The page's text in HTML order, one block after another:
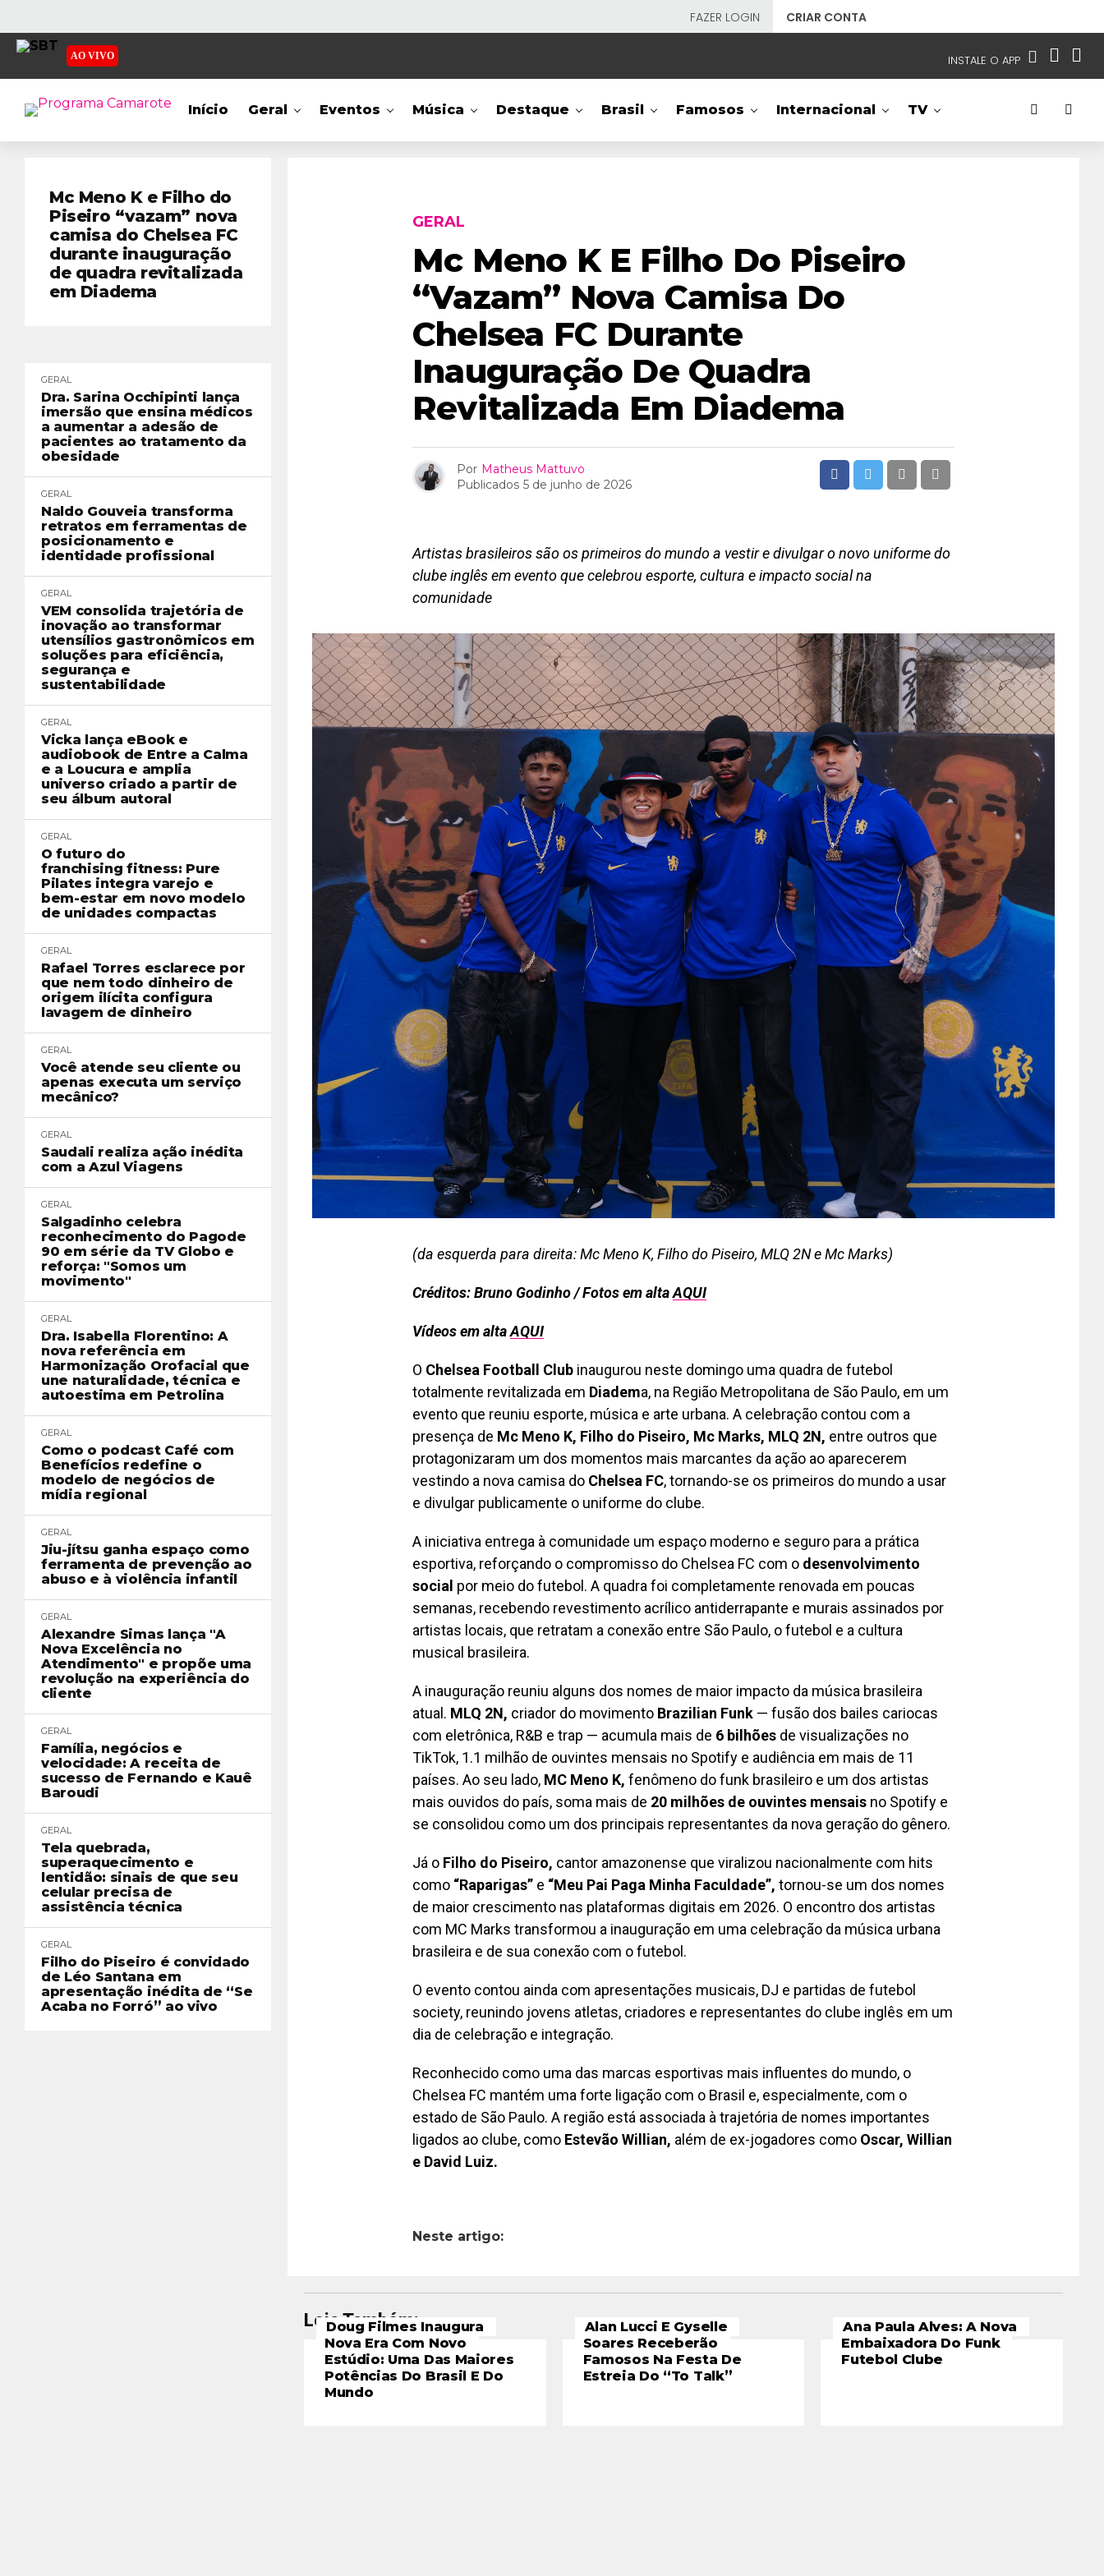
FAZER LOGIN CRIAR CONTA
AO VIVO INSTALE O APP
NOSSAS REDES APP TV SBT
Início Geral Eventos Música Destaque Brasil Famosos Internacional TV
Mc Meno K e Filho do
Piseiro “vazam” nova
camisa do Chelsea FC
durante inauguração
de quadra revitalizada
em Diadema
GERAL
Dra. Sarina Occhipinti lança
imersão que ensina médicos
a aumentar a adesão de
pacientes ao tratamento da
obesidade
GERAL
Naldo Gouveia transforma
retratos em ferramentas de
posicionamento e
identidade profissional
GERAL
VEM consolida trajetória de
inovação ao transformar
utensílios gastronômicos em
soluções para eficiência,
segurança e
sustentabilidade
GERAL
Vicka lança eBook e
audiobook de Entre a Calma
e a Loucura e amplia
universo criado a partir de
seu álbum autoral
GERAL
O futuro do
franchising fitness: Pure
Pilates integra varejo e
bem-estar em novo modelo
de unidades compactas
GERAL
Rafael Torres esclarece por
que nem todo dinheiro de
origem ilícita configura
lavagem de dinheiro
GERAL
Você atende seu cliente ou
apenas executa um serviço
mecânico?
GERAL
Saudali realiza ação inédita
com a Azul Viagens
GERAL
Salgadinho celebra
reconhecimento do Pagode
90 em série da TV Globo e
reforça: "Somos um
movimento"
GERAL
Dra. Isabella Florentino: A
nova referência em
Harmonização Orofacial que
une naturalidade, técnica e
autoestima em Petrolina
GERAL
Como o podcast Café com
Benefícios redefine o
modelo de negócios de
mídia regional
GERAL
Jiu-jítsu ganha espaço como
ferramenta de prevenção ao
abuso e à violência infantil
GERAL
Alexandre Simas lança "A
Nova Excelência no
Atendimento" e propõe uma
revolução na experiência do
cliente
GERAL
Família, negócios e
velocidade: A receita de
sucesso de Fernando e Kauê
Baroudi
GERAL
Tela quebrada,
superaquecimento e
lentidão: sinais de que seu
celular precisa de
assistência técnica
GERAL
Filho do Piseiro é convidado
de Léo Santana em
apresentação inédita de “Se
Acaba no Forró” ao vivo
GERAL
Mc Meno K E Filho Do Piseiro
“vazam” Nova Camisa Do
Chelsea FC Durante
Inauguração De Quadra
Revitalizada Em Diadema
Por Matheus Mattuvo
Publicados 5 de junho de 2026
Artistas brasileiros são os primeiros do mundo a vestir e divulgar o novo uniforme do
clube inglês em evento que celebrou esporte, cultura e impacto social na
comunidade
(da esquerda para direita: Mc Meno K, Filho do Piseiro, MLQ 2N e Mc Marks)
Créditos: Bruno Godinho / Fotos em altaAQUI
Vídeos em altaAQUI
O Chelsea Football Club inaugurou neste domingo uma quadra de futebol
totalmente revitalizada em Diadema, na Região Metropolitana de São Paulo, em um
evento que reuniu esporte, música e arte urbana. A celebração contou com a
presença de Mc Meno K, Filho do Piseiro, Mc Marks, MLQ 2N, entre outros que
protagonizaram um dos momentos mais marcantes da ação ao aparecerem
vestindo a nova camisa do Chelsea FC, tornando-se os primeiros do mundo a usar
e divulgar publicamente o uniforme do clube.
A iniciativa entrega à comunidade um espaço moderno e seguro para a prática
esportiva, reforçando o compromisso do Chelsea FC com o desenvolvimento
social por meio do futebol. A quadra foi completamente renovada em poucas
semanas, recebendo revestimento acrílico antiderrapante e murais assinados por
artistas locais, que retratam a conexão entre São Paulo, o futebol e a cultura
musical brasileira.
A inauguração reuniu alguns dos nomes de maior impacto da música brasileira
atual. MLQ 2N, criador do movimento Brazilian Funk — fusão dos bailes cariocas
com eletrônica, R&B e trap — acumula mais de 6 bilhões de visualizações no
TikTok, 1.1 milhão de ouvintes mensais no Spotify e audiência em mais de 11
países. Ao seu lado, MC Meno K, fenômeno do funk brasileiro e um dos artistas
mais ouvidos do país, soma mais de 20 milhões de ouvintes mensais no Spotify e
se consolidou como um dos principais representantes da nova geração do gênero.
Já o Filho do Piseiro, cantor amazonense que viralizou nacionalmente com hits
como “Raparigas” e “Meu Pai Paga Minha Faculdade”, tornou-se um dos nomes
de maior crescimento nas plataformas digitais em 2026. O encontro dos artistas
com MC Marks transformou a inauguração em uma celebração da música urbana
brasileira e de sua conexão com o futebol.
O evento contou ainda com apresentações musicais, DJ e partidas de futebol
society, reunindo jovens atletas, criadores e representantes do clube inglês em um
dia de celebração e integração.
Reconhecido como uma das marcas esportivas mais influentes do mundo, o
Chelsea FC mantém uma forte ligação com o Brasil e, especialmente, com o
estado de São Paulo. A região está associada à trajetória de nomes importantes
ligados ao clube, como Estevão Willian, além de ex-jogadores como Oscar, Willian
e David Luiz.
Neste artigo:
Leia Também:
Doug Filmes Inaugura
Nova Era Com Novo
Estúdio: Uma Das Maiores
Potências Do Brasil E Do
Mundo
Alan Lucci E Gyselle
Soares Receberão
Famosos Na Festa De
Estreia Do “To Talk”
Ana Paula Alves: A Nova
Embaixadora Do Funk
Futebol Clube